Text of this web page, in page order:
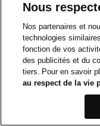
Nous
Nos partenaires et
technologies
fonction de vos
des publicités et du
tiers. Pour en savoir
au respect de la vie